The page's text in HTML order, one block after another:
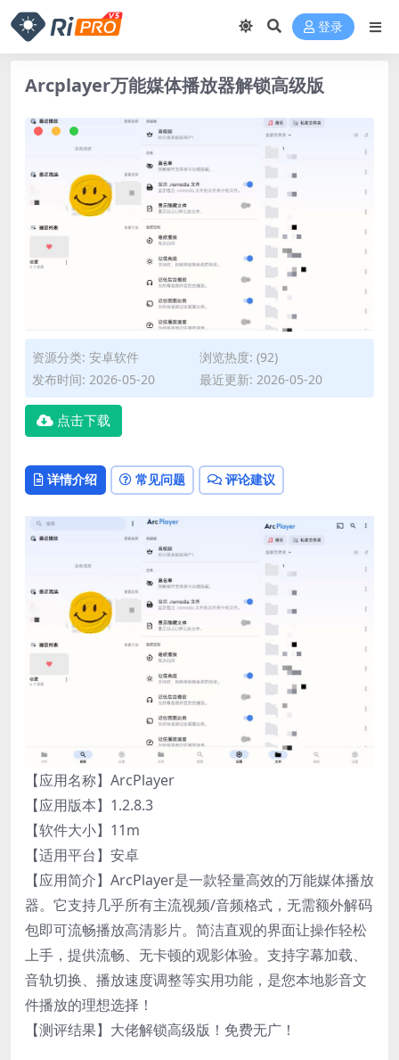
登录
Arcplayer万能媒体播放器解锁高级版
资源分类: 安卓软件
浏览热度: (92)
发布时间: 2026-05-20
最近更新: 2026-05-20
点击下载
详情介绍 常见问题 评论建议
【应用名称】ArcPlayer
【应用版本】1.2.8.3
【软件大小】11m
【适用平台】安卓
【应用简介】ArcPlayer是一款轻量高效的万能媒体播放
器。它支持几乎所有主流视频/音频格式，无需额外解码
包即可流畅播放高清影片。简洁直观的界面让操作轻松
上手，提供流畅、无卡顿的观影体验。支持字幕加载、
音轨切换、播放速度调整等实用功能，是您本地影音文
件播放的理想选择！
【测评结果】大佬解锁高级版！免费无广！